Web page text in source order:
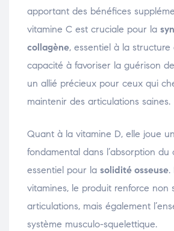
apportant des bénéfices
vitamine C est cruciale pour la
collagène, essentiel à la structure
capacité à favoriser la guérison
un allié précieux pour ceux qui
maintenir des articulations saines.
Quant à la vitamine D, elle joue
fondamental dans l’absorption du
essentiel pour la solidité osseuse.
vitamines, le produit renforce non
articulations, mais également
système musculo-squelettique.